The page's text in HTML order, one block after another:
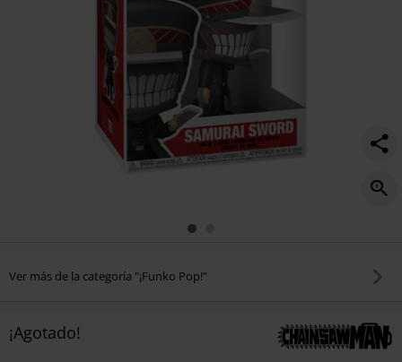
Ver más de la categoría "¡Funko Pop!"
¡Agotado!